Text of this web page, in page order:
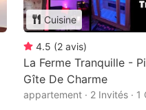
Cuisine
4.5 (2 avis)
La Ferme Tranquille -
Gîte De Charme
appartement · 2 Invités · 1